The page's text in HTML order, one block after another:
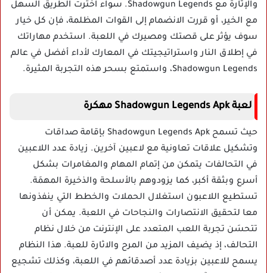
والإثارة مع Shadowgun Legends. سواء اخترت الطريق السهل
مع الخير، أو قررت الانضمام إلى القوات المظلمة، فإن كل خيار
سوف يؤثر على قصتك ومصيرك في اللعبة. استخدم مهاراتك
في إطلاق النار واستراتيجيتك في المعارك لأداء أفضل في عالم
Shadowgun Legends، واستمتع بسحر هذه التجربة المثيرة.
لعبة Shadowgun Legends Apk مهكرة
حيث تسمح Shadowgun Legends Apk بإقامة صداقات
وتشكيل علاقات تعاونية مع لاعبين آخرين. زيادة عدد اللاعبين
في التحالفات يتمكن من إتمام المهام والمغامرات بشكل
أسرع وبثقة أكبر، كما يزودوهم بالأسلحة والذخيرة المهمَة.
تستطيع اللاعبون استغلال الحملات والخطط التي ينفذونها
معا لتحقيق الانتصارات والنجاحات في اللعبة. يمكن أن
تتحسَن تجربة اللعب المتعدد على الإنترنت من خلال نظام
التحالف، إذ يضيف المزيد من المرح والاثارة للعبة. هذا النظام
يسمح للاعبين بزيادة عدد أصدقائهم في اللعبة، وكذلك تشجيع